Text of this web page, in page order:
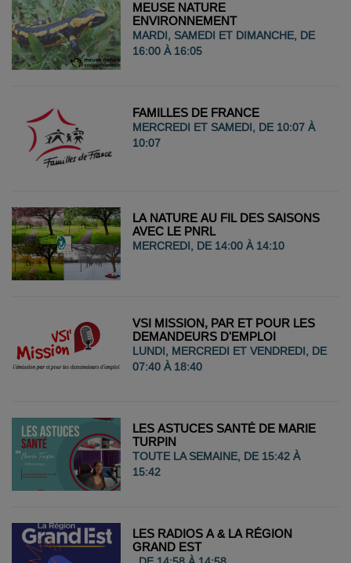
MEUSE NATURE
ENVIRONNEMENT
MARDI, SAMEDI ET DIMANCHE, DE
16:00 À 16:05
FAMILLES DE FRANCE
MERCREDI ET SAMEDI, DE 10:07 À
10:07
LA NATURE AU FIL DES SAISONS
AVEC LE PNRL
MERCREDI, DE 14:00 À 14:10
VSI MISSION, PAR ET POUR LES
DEMANDEURS D'EMPLOI
LUNDI, MERCREDI ET VENDREDI, DE
07:40 À 18:40
LES ASTUCES SANTÉ DE MARIE
TURPIN
TOUTE LA SEMAINE, DE 15:42 À
15:42
LES RADIOS A & LA RÉGION
GRAND EST